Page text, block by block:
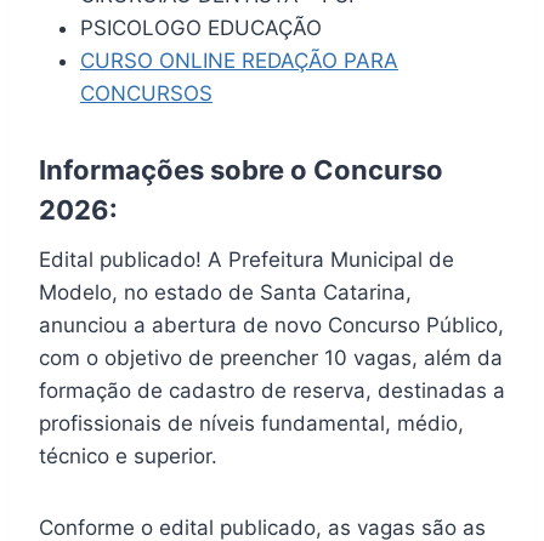
PSICOLOGO EDUCAÇÃO
CURSO ONLINE REDAÇÃO PARA
CONCURSOS
Informações sobre o Concurso
2026:
Edital publicado! A Prefeitura Municipal de
Modelo, no estado de Santa Catarina,
anunciou a abertura de novo Concurso Público,
com o objetivo de preencher 10 vagas, além da
formação de cadastro de reserva, destinadas a
profissionais de níveis fundamental, médio,
técnico e superior.
Conforme o edital publicado, as vagas são as